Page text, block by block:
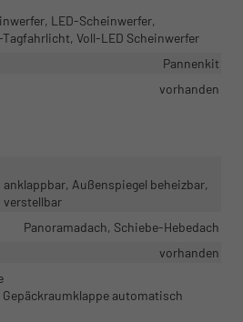
LED-Scheinwerfer,
Voll-LED Scheinwerfer
Pannenkit
vorhanden
Außenspiegel beheizbar,
verstellbar
Panoramadach, Schiebe-Hebedach
vorhanden
automatisch